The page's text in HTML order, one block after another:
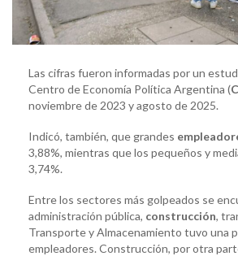
Las cifras fueron informadas por un
Centro de Economía Política Argentina (
noviembre de 2023 y agosto de 2025.
Indicó, también, que grandes
3,88%, mientras que los pequeños y
3,74%.
Entre los sectores más golpeados se
administración pública, construcción,
Transporte y Almacenamiento tuvo una
empleadores. Construcción, por otra